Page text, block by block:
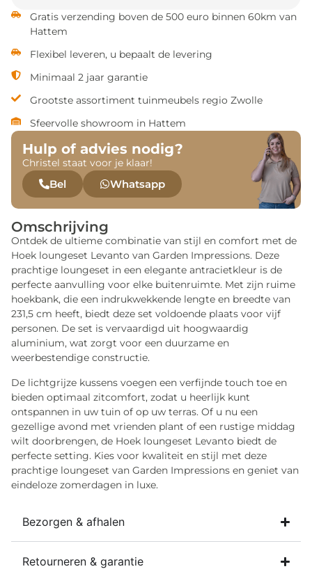
Gratis verzending boven de 500 euro binnen 60km van
Hattem
Flexibel leveren, u bepaalt de levering
Minimaal 2 jaar garantie
Grootste assortiment tuinmeubels regio Zwolle
Sfeervolle showroom in Hattem
Hulp of advies nodig?
Christel staat voor je klaar!
Bel Whatsapp
Omschrijving
Ontdek de ultieme combinatie van stijl en comfort met de
Hoek loungeset Levanto van Garden Impressions. Deze
prachtige loungeset in een elegante antracietkleur is de
perfecte aanvulling voor elke buitenruimte. Met zijn ruime
hoekbank, die een indrukwekkende lengte en breedte van
231,5 cm heeft, biedt deze set voldoende plaats voor vijf
personen. De set is vervaardigd uit hoogwaardig
aluminium, wat zorgt voor een duurzame en
weerbestendige constructie.
De lichtgrijze kussens voegen een verfijnde touch toe en
bieden optimaal zitcomfort, zodat u heerlijk kunt
ontspannen in uw tuin of op uw terras. Of u nu een
gezellige avond met vrienden plant of een rustige middag
wilt doorbrengen, de Hoek loungeset Levanto biedt de
perfecte setting. Kies voor kwaliteit en stijl met deze
prachtige loungeset van Garden Impressions en geniet van
eindeloze zomerdagen in luxe.
Bezorgen & afhalen
Retourneren & garantie